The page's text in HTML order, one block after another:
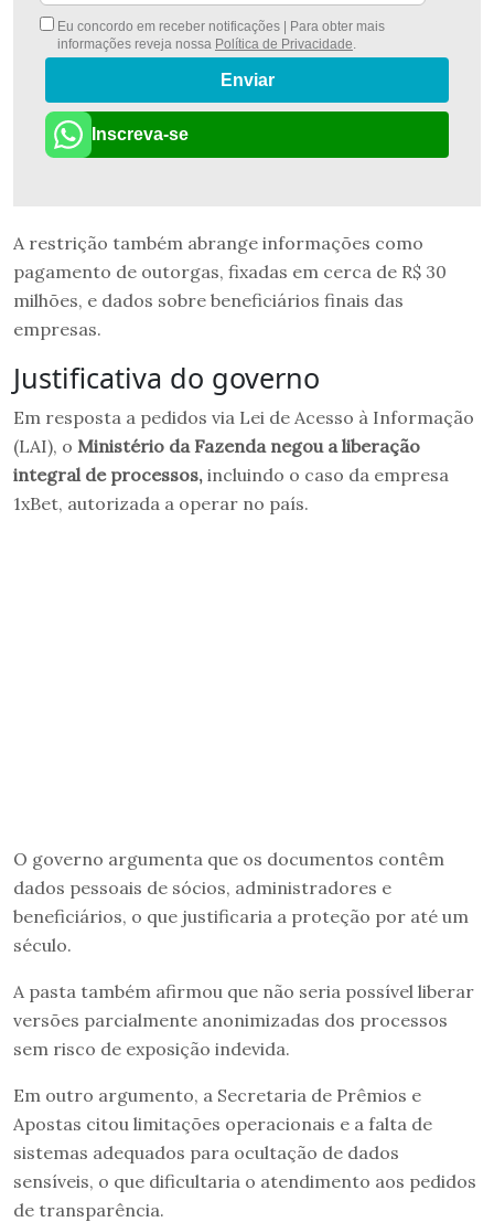
Eu concordo em receber notificações | Para obter mais
informações reveja nossa Política de Privacidade.
Enviar
Inscreva-se
A restrição também abrange informações como
pagamento de outorgas, fixadas em cerca de R$ 30
milhões, e dados sobre beneficiários finais das
empresas.
Justificativa do governo
Em resposta a pedidos via Lei de Acesso à Informação
(LAI), o Ministério da Fazenda negou a liberação
integral de processos, incluindo o caso da empresa
1xBet, autorizada a operar no país.
O governo argumenta que os documentos contêm
dados pessoais de sócios, administradores e
beneficiários, o que justificaria a proteção por até um
século.
A pasta também afirmou que não seria possível liberar
versões parcialmente anonimizadas dos processos
sem risco de exposição indevida.
Em outro argumento, a Secretaria de Prêmios e
Apostas citou limitações operacionais e a falta de
sistemas adequados para ocultação de dados
sensíveis, o que dificultaria o atendimento aos pedidos
de transparência.